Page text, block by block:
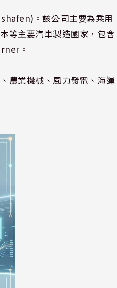
。該公司主要為乘用
等主要汽車製造國家，包含
。
農業機械、風力發電、海運